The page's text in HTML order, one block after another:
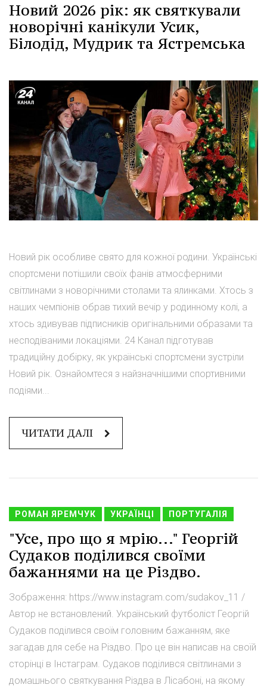
Новий 2026 рік: як святкували
новорічні канікули Усик,
Білодід, Мудрик та Ястремська
Новий рік особливе свято для кожної родини. Українські
спортсмени потішили своїх фанів атмосферними
світлинами з новорічними столами та ялинками. Хтось з
наших чемпіонів обрав тихий вечір у родинному колі, а
хтось здивував підписників оригінальними образами та
несподіваними локаціями. 24 Канал підготував
традиційну добірку, як українські спортсмени зустріли
Новий рік. Ознайомтеся з найзначнішими спортивними
подіями...
ЧИТАТИ ДАЛІ
РОМАН ЯРЕМЧУК УКРАЇНЦІ ПОРТУГАЛІЯ
"Усе, про що я мрію..." Георгій
Судаков поділився своїми
бажаннями на це Різдво.
Зображення: https://www.instagram.com/sudakov_11 /
Автор не встановлений. Український футболіст Георгій
Судаков поділився своїм головним бажанням, яке
загадав для себе на Різдво. Про це він написав на своїй
сторінці в Інстаграм. Судаков поділився світлинами з
домашнього святкування Різдва в Лісабоні, на якому